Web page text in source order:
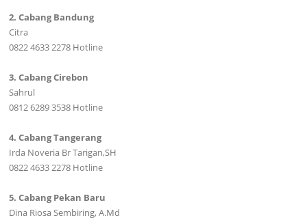
2. Cabang Bandung
Citra
0822 4633 2278 Hotline
3. Cabang Cirebon
Sahrul
0812 6289 3538 Hotline
4. Cabang Tangerang
Irda Noveria Br Tarigan,SH
0822 4633 2278 Hotline
5. Cabang Pekan Baru
Dina Riosa Sembiring, A.Md